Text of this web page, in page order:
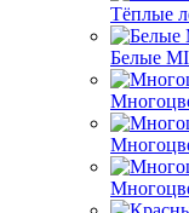
Тёплые
Белые